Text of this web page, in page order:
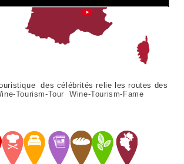
des célébrités relie les routes des
Tourism-Tour Wine-Tourism-Fame